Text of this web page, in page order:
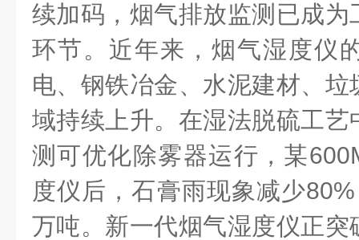
续加码，烟气排放监测已成
环节。近年来，烟气湿度仪
电、钢铁冶金、水泥建材、
域持续上升。在湿法脱硫工
测可优化除雾器运行，某
度仪后，石膏雨现象减少
万吨。新一代烟气湿度仪正